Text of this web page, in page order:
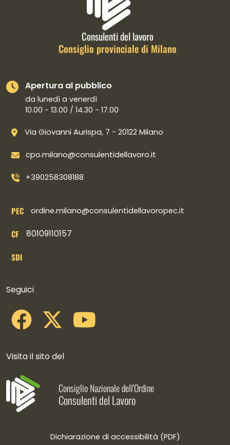
Consulenti del lavoro
Consiglio provinciale di Milano
Apertura al pubblico
da lunedì a venerdì
10.00 - 13.00 / 14.30 - 17.00
Via Giovanni Aurispa, 7 - 20122 Milano
cpo.milano@consulentidellavoro.it
+390258308188
PEC ordine.milano@consulentidellavoropec.it
CF 80109110157
SDI
Seguici
Visita il sito del
Consiglio Nazionale dell'Ordine
Consulenti del Lavoro
Dichiarazione di accessibilità (PDF)